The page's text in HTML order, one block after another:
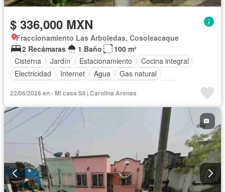
$ 336,000 MXN
Fraccionamiento Las Arboledas, Cosoleacaque
2 Recámaras
1 Baño
100 m²
Cisterna
Jardín Estacionamiento
Cocina integral
Electricidad
Internet Agua
Gas natural
Permite mascotas
Permite niños
Parcialmente amueblado
22/06/2026 en - Mi casa Sii | Carolina Arenas